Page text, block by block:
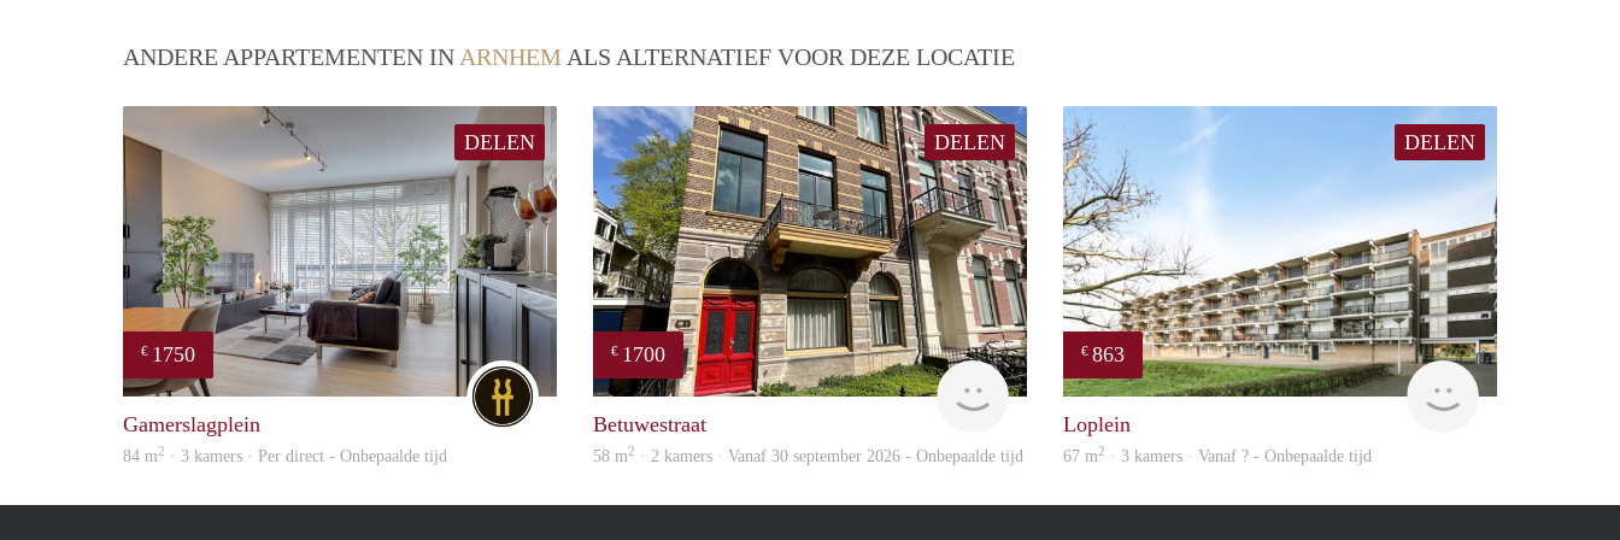
ANDERE APPARTEMENTEN IN ARNHEM ALS ALTERNATIEF VOOR DEZE LOCATIE
DELEN
€ 1750
Gamerslagplein
84 m2 · 3 kamers · Per direct - Onbepaalde tijd
DELEN
€ 1700
Verhome
Betuwestraat
58 m2 · 2 kamers · Vanaf 30 september 2026 - Onbepaalde tijd
DELEN
€ 863
Loplein
67 m2 · 3 kamers · Vanaf ? - Onbepaalde tijd